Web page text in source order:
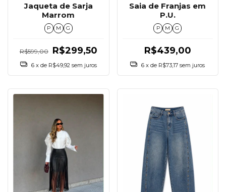
Jaqueta de Sarja
Marrom
P M G
R$599,00 R$299,50
6 x de R$49,92 sem juros
Saia de Franjas em
P.U.
P M G
R$439,00
6 x de R$73,17 sem juros